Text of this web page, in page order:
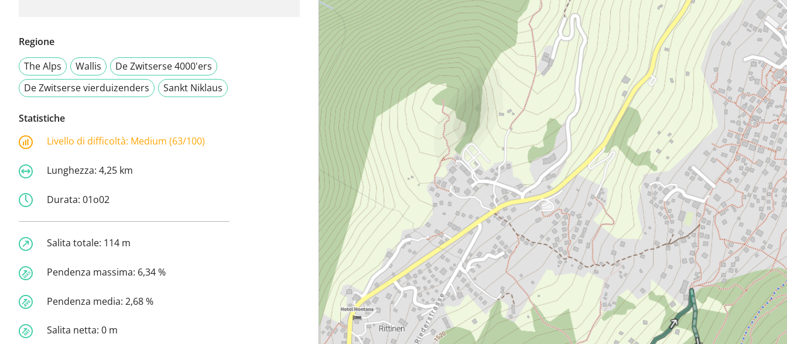
Regione
The Alps
Wallis
De Zwitserse 4000'ers
De Zwitserse vierduizenders
Sankt Niklaus
Statistiche
Livello di difficoltà: Medium (63/100)
Lunghezza: 4,25 km
Durata: 01o02
Salita totale: 114 m
Pendenza massima: 6,34 %
Pendenza media: 2,68 %
Salita netta: 0 m